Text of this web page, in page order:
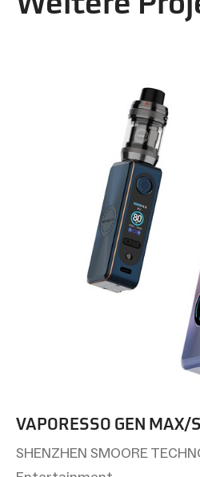
VAPORESSO GEN MAX/
SHENZHEN SMOORE